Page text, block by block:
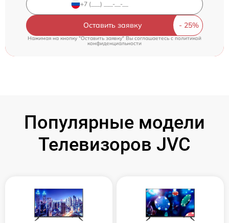
Оставить заявку
Нажимая на кнопку "Оставить заявку" Вы соглашаетесь cполитикой
конфиденциальности
Популярные модели
Телевизоров JVC